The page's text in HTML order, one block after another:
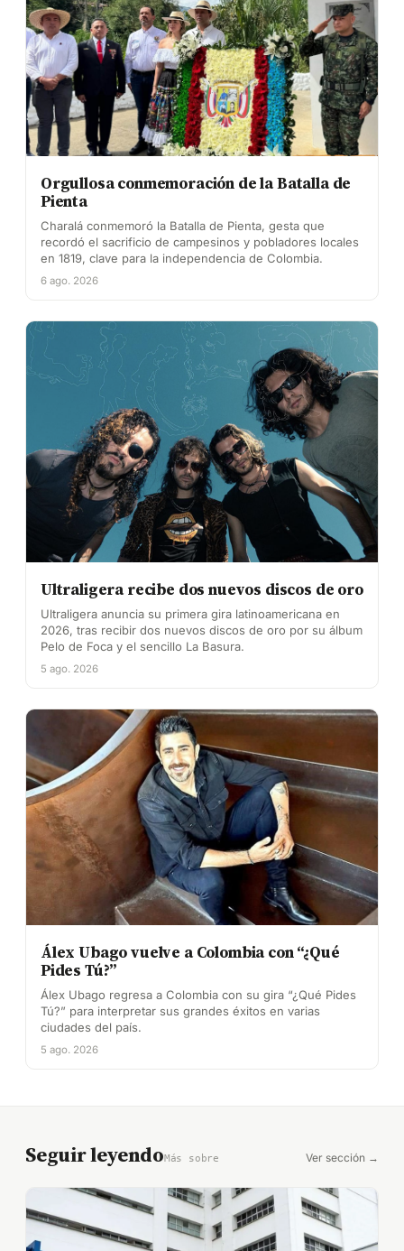
Orgullosa conmemoración de la Batalla de
Pienta
Charalá conmemoró la Batalla de Pienta, gesta que
recordó el sacrificio de campesinos y pobladores locales
en 1819, clave para la independencia de Colombia.
6 ago. 2026
Ultraligera recibe dos nuevos discos de oro
Ultraligera anuncia su primera gira latinoamericana en
2026, tras recibir dos nuevos discos de oro por su álbum
Pelo de Foca y el sencillo La Basura.
5 ago. 2026
Álex Ubago vuelve a Colombia con “¿Qué
Pides Tú?”
Álex Ubago regresa a Colombia con su gira “¿Qué Pides
Tú?” para interpretar sus grandes éxitos en varias
ciudades del país.
5 ago. 2026
Seguir leyendoMás sobre Ver sección →